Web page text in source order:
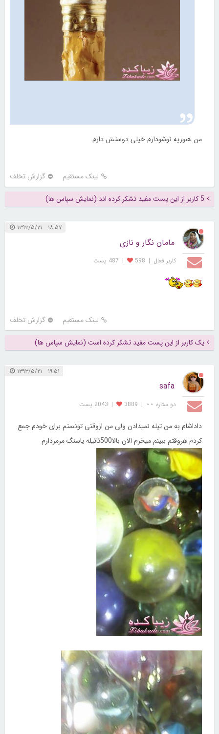
من هنوزیه نوشودارم خیلی دوستش دارم
لینک مستقیم گزارش تخلف
5 کاربر از این پست مفید تشکر کرده اند (نمایش سپاس ها)
۱۸:۵۷ ۱۳۹۳/۵/۲۱
مامان نگار و نازی
کاربر فعال |
598
| 487 پست
لینک مستقیم گزارش تخلف
یک کاربر از این پست مفید تشکر کرده است (نمایش سپاس ها)
۱۹:۵۱ ۱۳۹۳/۵/۲۱
safa
دو ستاره ⋆⋆ |
3889
| 2043 پست
داداشام به من تیله نمیدادن ولی من ازوقتی تونستم برای خودم جمع
کردم هروقتم ببینم میخرم الان بالا500تاتیله یاسنگ مرمردارم